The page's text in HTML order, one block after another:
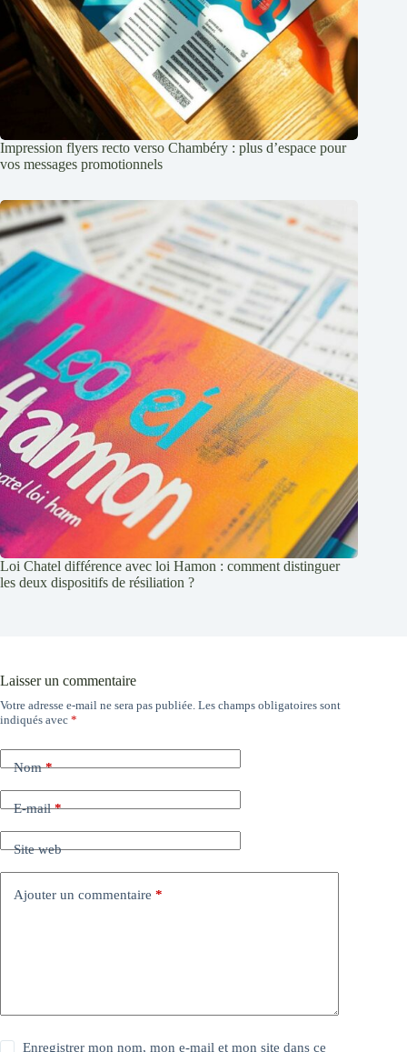
Impression flyers recto verso Chambéry : plus d’espace pour
vos messages promotionnels
Loi Chatel différence avec loi Hamon : comment distinguer
les deux dispositifs de résiliation ?
Laisser un commentaire
Votre adresse e-mail ne sera pas publiée. Les champs obligatoires sont
indiqués avec *
Nom*
E-mail*
Site web
Ajouter un commentaire *
Enregistrer mon nom, mon e-mail et mon site dans ce